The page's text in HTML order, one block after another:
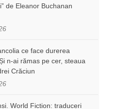
de Eleanor Buchanan
ce face durerea
n-ai rămas pe cer, steaua
Crăciun
World Fiction: traduceri